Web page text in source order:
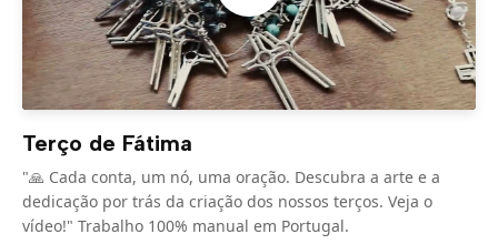
Terço de Fátima
"🙏 Cada conta, um nó, uma oração. Descubra a arte e a
dedicação por trás da criação dos nossos terços. Veja o
vídeo!" Trabalho 100% manual em Portugal.